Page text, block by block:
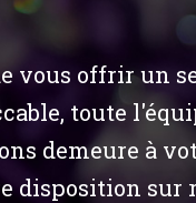
vous offrir un
toute
demeure à
disposition sur